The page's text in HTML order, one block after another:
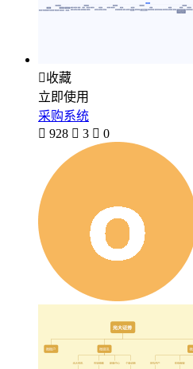
收藏
立即使用
采购系统
 928  3  0